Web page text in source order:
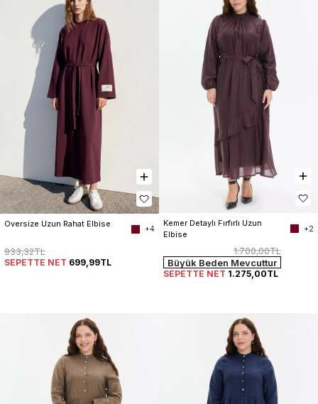
Oversize Uzun Rahat Elbise
+4
933,32TL
SEPETTE NET 699,99TL
Kemer Detaylı Fırfırlı Uzun
Elbise
+2
1.700,00TL
Büyük Beden Mevcuttur
SEPETTE NET 1.275,00TL